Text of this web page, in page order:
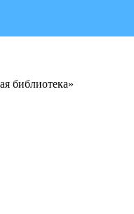
библиотека»